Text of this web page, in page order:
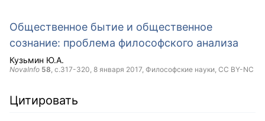
Общественное бытие и общественное
сознание: проблема философского анализа
Кузьмин Ю.А.
NovaInfo 58, с.317-320, 8 января 2017, Философские науки, CC BY-NC
Цитировать